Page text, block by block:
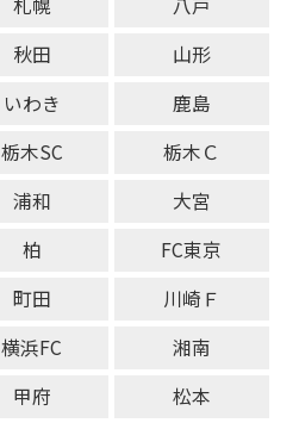
札幌
八戸
秋田
山形
いわき
鹿島
栃木SC
栃木Ｃ
浦和
大宮
柏
FC東京
町田
川崎Ｆ
横浜FC
湘南
甲府
松本